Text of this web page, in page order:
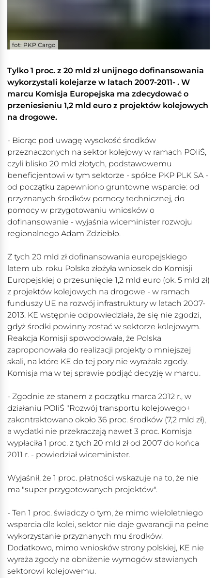
fot: PKP Cargo
Tylko 1 proc. z 20 mld zł unijnego dofinansowania
wykorzystali kolejarze w latach 2007-2011- . W
marcu Komisja Europejska ma zdecydować o
przeniesieniu 1,2 mld euro z projektów kolejowych
na drogowe.
- Biorąc pod uwagę wysokość środków
przeznaczonych na sektor kolejowy w ramach POIiŚ,
czyli blisko 20 mld złotych, podstawowemu
beneficjentowi w tym sektorze - spółce PKP PLK SA -
od początku zapewniono gruntowne wsparcie: od
przyznanych środków pomocy technicznej, do
pomocy w przygotowaniu wniosków o
dofinansowanie - wyjaśnia wiceminister rozwoju
regionalnego Adam Zdziebło.
Z tych 20 mld zł dofinansowania europejskiego
latem ub. roku Polska złożyła wniosek do Komisji
Europejskiej o przesunięcie 1,2 mld euro (ok. 5 mld zł)
z projektów kolejowych na drogowe - w ramach
funduszy UE na rozwój infrastruktury w latach 2007-
2013. KE wstępnie odpowiedziała, że się nie zgodzi,
gdyż środki powinny zostać w sektorze kolejowym.
Reakcja Komisji spowodowała, że Polska
zaproponowała do realizacji projekty o mniejszej
skali, na które KE do tej pory nie wyrażała zgody.
Komisja ma w tej sprawie podjąć decyzję w marcu.
- Zgodnie ze stanem z początku marca 2012 r., w
działaniu POIiŚ "Rozwój transportu kolejowego+
zakontraktowano około 36 proc. środków (7,2 mld zł),
a wydatki nie przekraczają nawet 3 proc. Komisja
wypłaciła 1 proc. z tych 20 mld zł od 2007 do końca
2011 r. - powiedział wiceminister.
Wyjaśnił, że 1 proc. płatności wskazuje na to, że nie
ma "super przygotowanych projektów".
- Ten 1 proc. świadczy o tym, że mimo wieloletniego
wsparcia dla kolei, sektor nie daje gwarancji na pełne
wykorzystanie przyznanych mu środków.
Dodatkowo, mimo wniosków strony polskiej, KE nie
wyraża zgody na obniżenie wymogów stawianych
sektorowi kolejowemu.